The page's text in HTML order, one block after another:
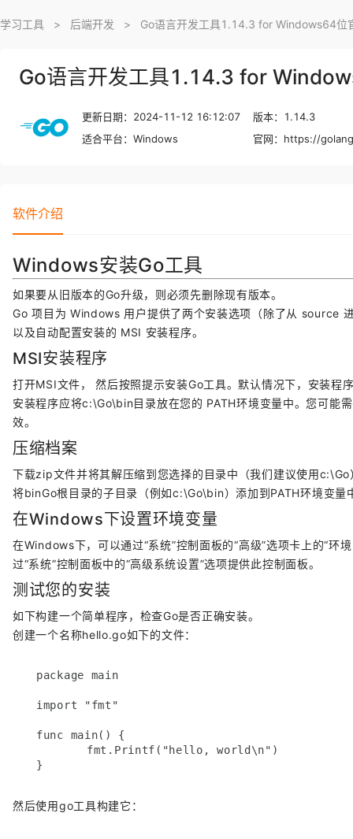
学习工具 > 后端开发 > Go语言开发工具1.14.3 for Windows64位
Go语言开发工具1.14.3 for
更新日期：2024-11-12 16:12:07
适合平台：Windows
版本：1.14.3
官网： https://
软件介绍
Windows安装Go工具
如果要从旧版本的Go升级，则必须先删除现有版本。
Go 项目为 Windows 用户提供了两个安装选项（除了从 source
以及自动配置安装的 MSI 安装程序。
MSI安装程序
打开MSI文件， 然后按照提示安装Go工具。默认情况下，安装程
安装程序应将c:\Go\bin目录放在您的 PATH环境变量中。您可能
效。
压缩档案
下载zip文件并将其解压缩到您选择的目录中（我们建议使用c:\Go
将binGo根目录的子目录（例如c:\Go\bin）添加到PATH环境变量
在Windows下设置环境变量
在Windows下，可以通过“系统”控制面板的“高级”选项卡上的“环
过“系统”控制面板中的“高级系统设置”选项提供此控制面板。
测试您的安装
如下构建一个简单程序，检查Go是否正确安装。
创建一个名称hello.go如下的文件：
package main
import "fmt"
func main() {
}
然后使用go工具构建它：